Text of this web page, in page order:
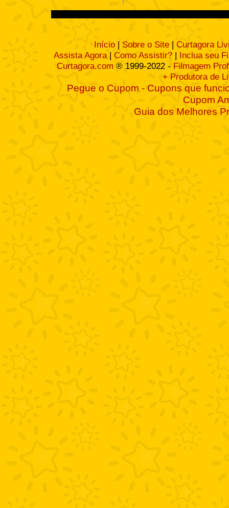
Início | Sobre o Site | Curtagora
Assista Agora| Como Assistir? | Inclua seu
Curtagora.com ® 1999-2022 - Filmagem
+ Produtora de
Pegue o Cupom - Cupons que
Cupom
Guia dos Melhores